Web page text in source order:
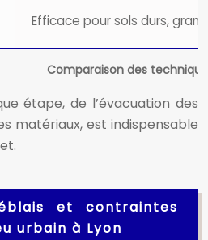
Comparaison des
Efficace pour sols durs,
étape, de l’évacuation des
matériaux, est indispensable
et contraintes
urbain à Lyon